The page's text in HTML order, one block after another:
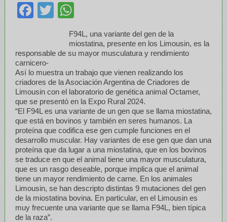
Facebook
Twitter
F94L, una variante del gen de la
miostatina, presente en los Limousin, es la
responsable de su mayor musculatura y rendimiento
carnicero-
Así lo muestra un trabajo que vienen realizando los
criadores de la Asociación Argentina de Criadores de
Limousin con el laboratorio de genética animal Octamer,
que se presentó en la Expo Rural 2024.
“El F94L es una variante de un gen que se llama miostatina,
que está en bovinos y también en seres humanos. La
proteína que codifica ese gen cumple funciones en el
desarrollo muscular. Hay variantes de ese gen que dan una
proteína que da lugar a una miostatina, que en los bovinos
se traduce en que el animal tiene una mayor musculatura,
que es un rasgo deseable, porque implica que el animal
tiene un mayor rendimiento de carne. En los animales
Limousin, se han descripto distintas 9 mutaciones del gen
de la miostatina bovina. En particular, en el Limousin es
muy frecuente una variante que se llama F94L, bien típica
de la raza”.